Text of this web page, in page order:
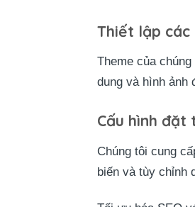
Thiết lập các
Theme của
dung và hình ảnh
Cấu hình
Chúng tôi cung
biến và tùy chỉnh